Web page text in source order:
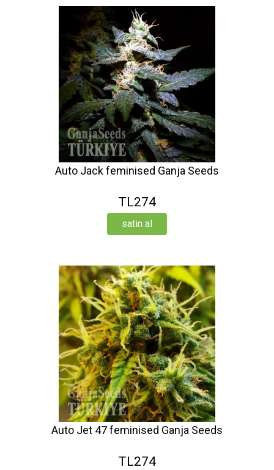
Auto Jack feminised Ganja Seeds
TL274
satin al
Auto Jet 47 feminised Ganja Seeds
TL274